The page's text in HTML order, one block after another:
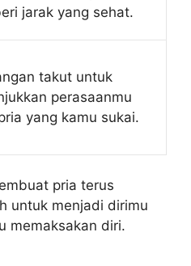
jarak yang sehat.
takut untuk
perasaanmu
yang kamu sukai.
pria terus
untuk menjadi dirimu
memaksakan diri.